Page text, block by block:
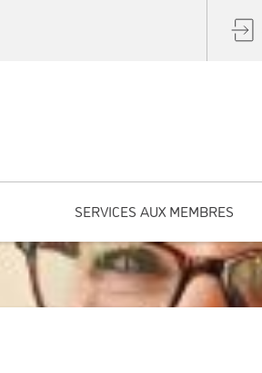
SERVICES AUX MEMBRES